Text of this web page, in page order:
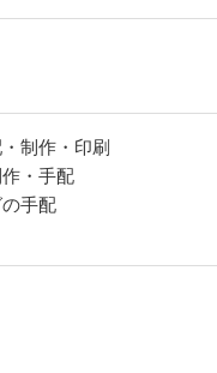
制作・印刷
・手配
手配